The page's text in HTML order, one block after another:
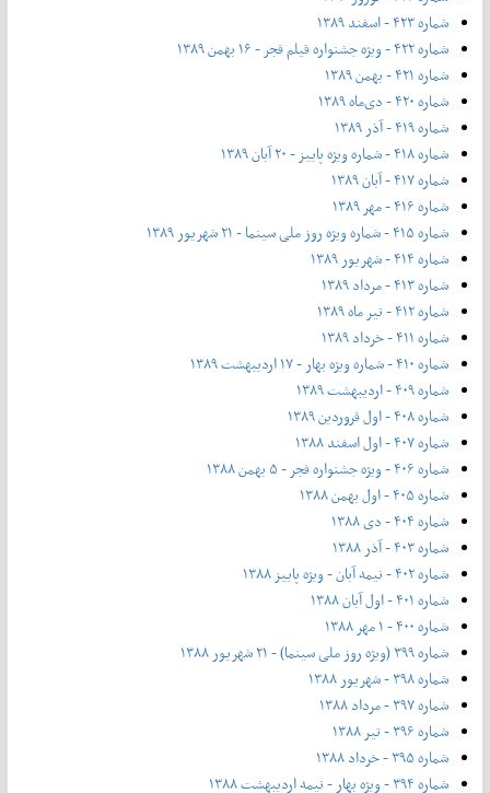
شماره ۴۲۳ - اسفند ۱۳۸۹
شماره ۴۲۲ - ویژه جشنواره فیلم فجر - ۱۶ بهمن ۱۳۸۹
شماره ۴۲۱ - بهمن ۱۳۸۹
شماره ۴۲۰ - دی‌ماه ۱۳۸۹
شماره ۴۱۹ - آذر ۱۳۸۹
شماره ۴۱۸ - شماره ویژه پاییز - ۲۰ آبان ۱۳۸۹
شماره ۴۱۷ - آبان ۱۳۸۹
شماره ۴۱۶ - مهر ۱۳۸۹
شماره ۴۱۵ - شماره ویژه روز ملی سینما - ۲۱ شهریور ۱۳۸۹
شماره ۴۱۴ - شهریور ۱۳۸۹
شماره ۴۱۳ - مرداد ۱۳۸۹
شماره ۴۱۲ - تیر ماه ۱۳۸۹
شماره ۴۱۱ - خرداد ۱۳۸۹
شماره ۴۱۰ - شماره ویژه بهار - ۱۷ اردیبهشت ۱۳۸۹
شماره ۴۰۹ - اردیبهشت ۱۳۸۹
شماره ۴۰۸ - اول فروردین ۱۳۸۹
شماره ۴۰۷ - اول اسفند ۱۳۸۸
شماره ۴۰۶ - ویژه جشنواره فجر - ۵ بهمن ۱۳۸۸
شماره ۴۰۵ - اول بهمن ۱۳۸۸
شماره ۴۰۴ - دی ۱۳۸۸
شماره ۴۰۳ - آذر ۱۳۸۸
شماره ۴۰۲ - نیمه آبان - ویژه پاییز ۱۳۸۸
شماره ۴۰۱ - اول آبان ۱۳۸۸
شماره ۴۰۰ - ۱ مهر ۱۳۸۸
شماره ۳۹۹ (ویژه روز ملی سینما) - ۲۱ شهریور ۱۳۸۸
شماره ۳۹۸ - شهریور ۱۳۸۸
شماره ۳۹۷ - مرداد ۱۳۸۸
شماره ۳۹۶ - تیر ۱۳۸۸
شماره ۳۹۵ - خرداد ۱۳۸۸
شماره ۳۹۴ - ویژه بهار - نیمه‌ اردیبهشت ۱۳۸۸